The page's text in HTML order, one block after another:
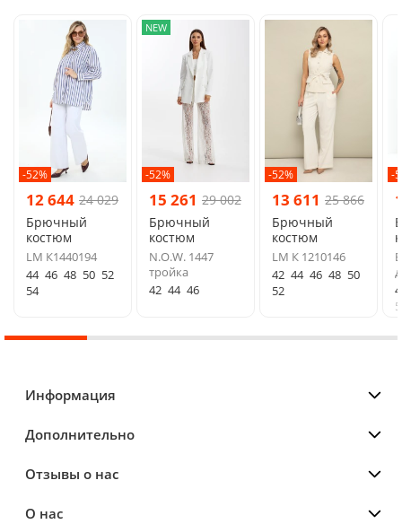
-52%
12 644 24 029
Брючный
костюм
LM К1440194
44 46 48 50 52
54
NEW
-52%
15 261 29 002
Брючный
костюм
N.O.W. 1447
тройка
42 44 46
-52%
13 611 25 866
Брючный
костюм
LM К 1210146
42 44 46 48 50
52
-
Информация
Дополнительно
Отзывы о нас
О нас